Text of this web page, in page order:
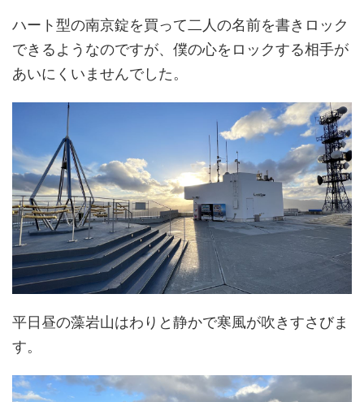
ハート型の南京錠を買って二人の名前を書きロック
できるようなのですが、僕の心をロックする相手が
あいにくいませんでした。
平日昼の藻岩山はわりと静かで寒風が吹きすさびま
す。